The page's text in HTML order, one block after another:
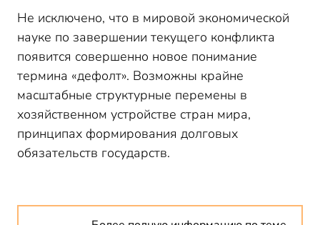
Не исключено, что в мировой экономической
науке по завершении текущего конфликта
появится совершенно новое понимание
термина «дефолт». Возможны крайне
масштабные структурные перемены в
хозяйственном устройстве стран мира,
принципах формирования долговых
обязательств государств.